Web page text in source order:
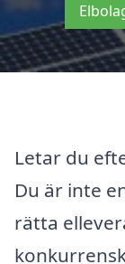
Letar du
Du är inte
rätta